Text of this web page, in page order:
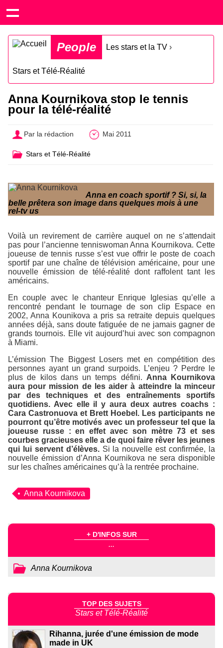
People Les stars et la TV ›
Stars et Télé-Réalité
Anna Kournikova stop le tennis
pour la télé-réalité
Par la rédaction Mai 2011
Stars et Télé-Réalité
Anna en coach sportif ? Si, si, la
belle prêtera son image dans quelques mois à une
rel-tv us
Voilà un revirement de carrière auquel on ne s’attendait
pas pour l’ancienne tenniswoman Anna Kournikova. Cette
joueuse de tennis russe s’est vue offrir le poste de coach
sportif par une chaîne de télévision américaine, pour une
nouvelle émission de télé-réalité dont raffolent tant les
américains.
En couple avec le chanteur Enrique Iglesias qu’elle a
rencontré pendant le tournage de son clip Espace en
2002, Anna Kounikova a pris sa retraite depuis quelques
années déjà, sans doute fatiguée de ne jamais gagner de
grands tournois. Elle vit aujourd’hui avec son compagnon
à Miami.
L’émission The Biggest Losers met en compétition des
personnes ayant un grand surpoids. L’enjeu ? Perdre le
plus de kilos dans un temps défini. Anna Kournikova
aura pour mission de les aider à atteindre la minceur
par des techniques et des entraînements sportifs
quotidiens. Avec elle il y aura deux autres coachs :
Cara Castronuova et Brett Hoebel. Les participants ne
pourront qu’être motivés avec un professeur tel que la
joueuse russe : en effet avec son mètre 73 et ses
courbes gracieuses elle a de quoi faire rêver les jeunes
qui lui servent d’élèves.Si la nouvelle est confirmée, la
nouvelle émission d’Anna Kournikova ne sera disponible
sur les chaînes américaines qu’à la rentrée prochaine.
Anna Kournikova
+ D'INFOS SUR
...
Anna Kournikova
TOP DES SUJETS
Stars et Télé-Réalité
Rihanna, jurée d'une émission de mode
made in UK